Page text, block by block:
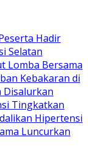
Hadir
Selatan
Lomba Bersama
Kebakaran di
Disalurkan
Tingkatkan
Hipertensi
Luncurkan